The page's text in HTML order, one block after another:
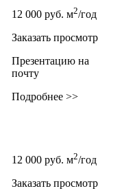
12 000 руб. м2/год
Заказать просмотр
Презентацию на
почту
Подробнее >>
12 000 руб. м2/год
Заказать просмотр